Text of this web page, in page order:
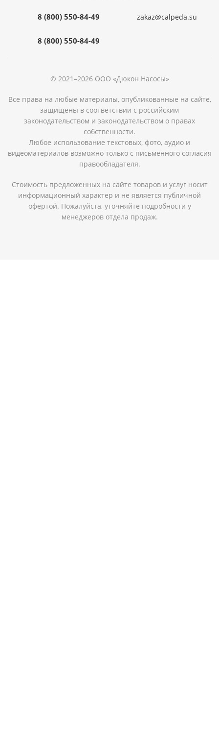
8 (800) 550-84-49
8 (800) 550-84-49
zakaz@calpeda.su
© 2021–2026 ООО «Дюкон Насосы»
Все права на любые материалы, опубликованные на сайте,
защищены в соответствии с российским
законодательством и законодательством о правах
собственности.
Любое использование текстовых, фото, аудио и
видеоматериалов возможно только с письменного согласия
правообладателя.
Стоимость предложенных на сайте товаров и услуг носит
информационный характер и не является публичной
офертой. Пожалуйста, уточняйте подробности у
менеджеров отдела продаж.